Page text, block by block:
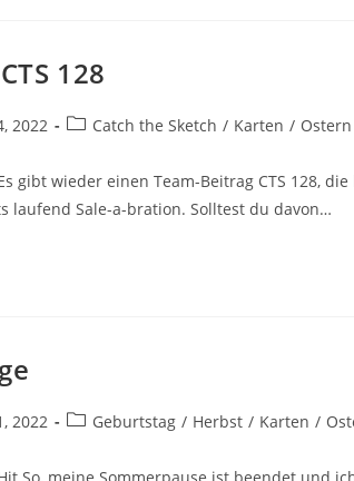
128
2022 Catch the Sketch / Karten /
gibt wieder einen Team-Beitrag CTS 128,
laufend Sale-a-bration. Solltest du davon…
2022 Geburtstag / Herbst / Karten /